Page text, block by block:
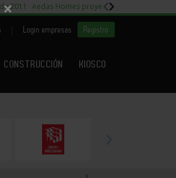
2011 Aedas Homes proyecto Fiora
Login empresas Registro
KIOSCO
×